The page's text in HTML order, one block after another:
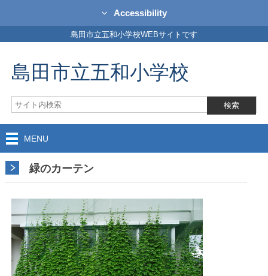
Accessibility
島田市立五和小学校WEBサイトです
島田市立五和小学校
MENU
緑のカーテン